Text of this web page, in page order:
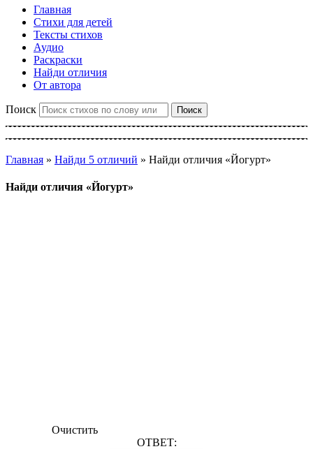
Главная
Стихи для детей
Тексты стихов
Аудио
Раскраски
Найди отличия
От автора
Поиск Поиск
Главная » Найди 5 отличий » Найди отличия «Йогурт»
Найди отличия «Йогурт»
Очистить
ОТВЕТ: